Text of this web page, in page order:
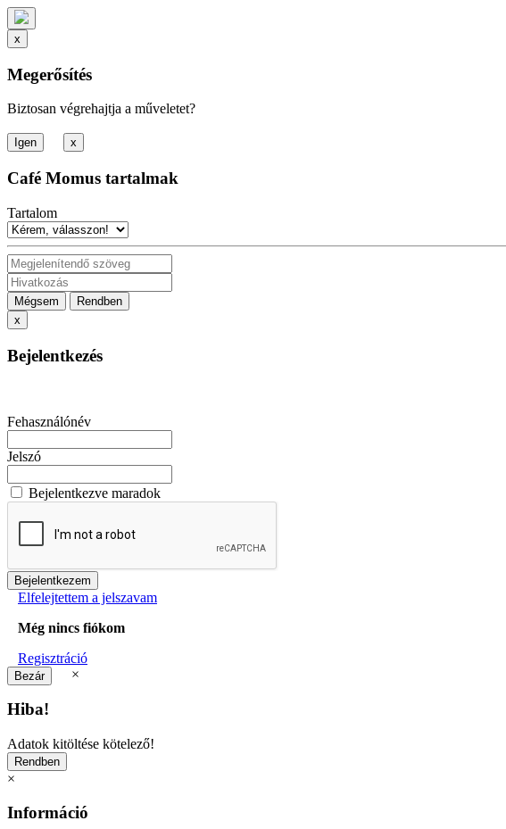
x
Megerősítés
Biztosan végrehajtja a műveletet?
x
Café Momus tartalmak
Tartalom
Mégsem
Rendben
x
Bejelentkezés
Fehasználónév
Jelszó
Bejelentkezve maradok
Elfelejtettem a jelszavam
Még nincs fiókom
Regisztráció
×
Hiba!
Adatok kitöltése kötelező!
×
Információ